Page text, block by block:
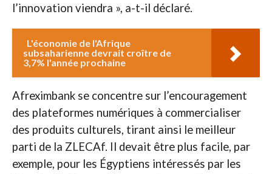
l’innovation viendra », a-t-il déclaré.
L'économie de l'Afrique
subsaharienne devrait croître de
3,7% l'année prochaine
Afreximbank se concentre sur l’encouragement
des plateformes numériques à commercialiser
des produits culturels, tirant ainsi le meilleur
parti de la ZLECAf. Il devait être plus facile, par
exemple, pour les Égyptiens intéressés par les